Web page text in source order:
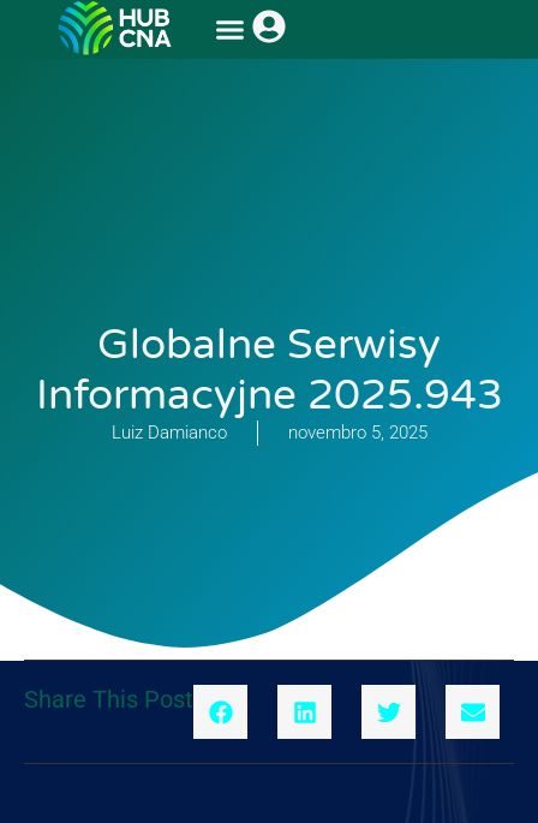
Globalne Serwisy
Informacyjne 2025.943
Luiz Damianco novembro 5, 2025
Share This Post